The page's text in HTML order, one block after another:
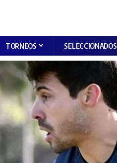
TORNEOS SELECCIONADOS